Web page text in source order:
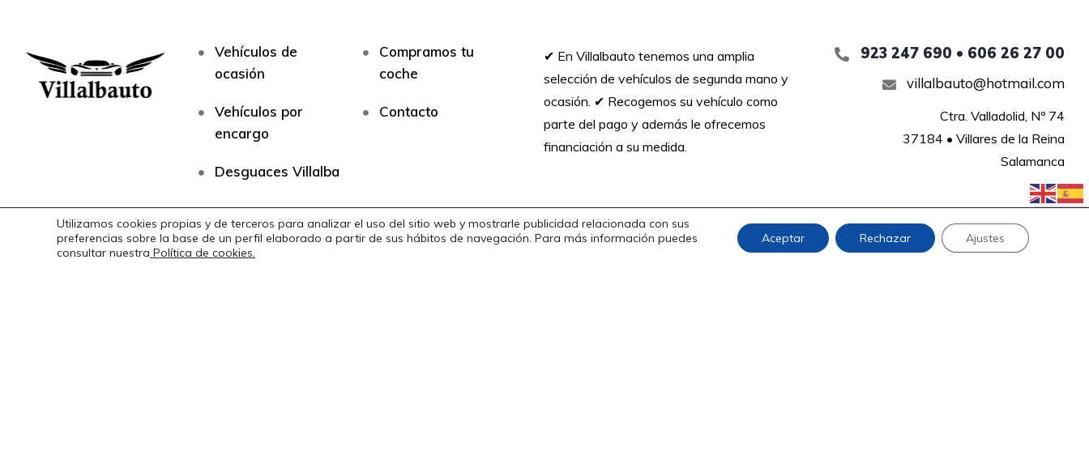
Vehículos de
ocasión
Compramos tu
coche
Vehículos por
encargo
Contacto
Desguaces Villalba
✔︎ En Villalbauto tenemos una amplia
selección de vehículos de segunda mano y
ocasión. ✔︎ Recogemos su vehículo como
parte del pago y además le ofrecemos
financiación a su medida.
923 247 690 • 606 26 27 00
villalbauto@hotmail.com
Ctra. Valladolid, Nº 74
37184 • Villares de la Reina
Salamanca
Utilizamos cookies propias y de terceros para analizar el uso del sitio web y mostrarle publicidad relacionada con sus
preferencias sobre la base de un perfil elaborado a partir de sus hábitos de navegación. Para más información puedes
consultar nuestra Política de cookies.
Aceptar Rechazar Ajustes